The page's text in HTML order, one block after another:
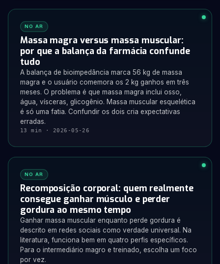
NO AR
Massa magra versus massa muscular:
por que a balança da farmácia confunde
tudo
A balança de bioimpedância marca 56 kg de massa
magra e o usuário comemora os 2 kg ganhos em três
meses. O problema é que massa magra inclui osso,
água, vísceras, glicogênio. Massa muscular esquelética
é só uma fatia. Confundir os dois cria expectativas
erradas.
13 min · 2026-05-26
NO AR
Recomposição corporal: quem realmente
consegue ganhar músculo e perder
gordura ao mesmo tempo
Ganhar massa muscular enquanto perde gordura é
descrito em redes sociais como verdade universal. Na
literatura, funciona bem em quatro perfis específicos.
Para o intermediário magro e treinado, escolha um foco
por vez.